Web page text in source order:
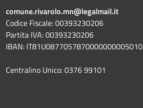
comune.rivarolo.mn@legalmail.it
Codice Fiscale: 00393230206
Partita IVA: 00393230206
IBAN: IT81U0877057870000000005010
Centralino Unico: 0376 99101